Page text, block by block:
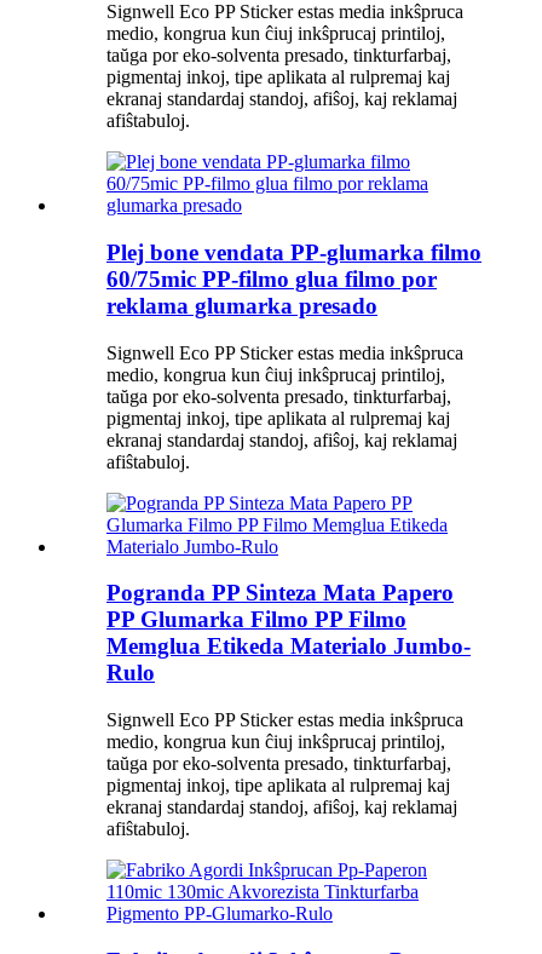
Signwell Eco PP Sticker estas media inkŝpruca
medio, kongrua kun ĉiuj inkŝprucaj printiloj,
taŭga por eko-solventa presado, tinkturfarbaj,
pigmentaj inkoj, tipe aplikata al rulpremaj kaj
ekranaj standardaj standoj, afiŝoj, kaj reklamaj
afiŝtabuloj.
Plej bone vendata PP-glumarka filmo
60/75mic PP-filmo glua filmo por
reklama glumarka presado
Signwell Eco PP Sticker estas media inkŝpruca
medio, kongrua kun ĉiuj inkŝprucaj printiloj,
taŭga por eko-solventa presado, tinkturfarbaj,
pigmentaj inkoj, tipe aplikata al rulpremaj kaj
ekranaj standardaj standoj, afiŝoj, kaj reklamaj
afiŝtabuloj.
Pogranda PP Sinteza Mata Papero
PP Glumarka Filmo PP Filmo
Memglua Etikeda Materialo Jumbo-
Rulo
Signwell Eco PP Sticker estas media inkŝpruca
medio, kongrua kun ĉiuj inkŝprucaj printiloj,
taŭga por eko-solventa presado, tinkturfarbaj,
pigmentaj inkoj, tipe aplikata al rulpremaj kaj
ekranaj standardaj standoj, afiŝoj, kaj reklamaj
afiŝtabuloj.